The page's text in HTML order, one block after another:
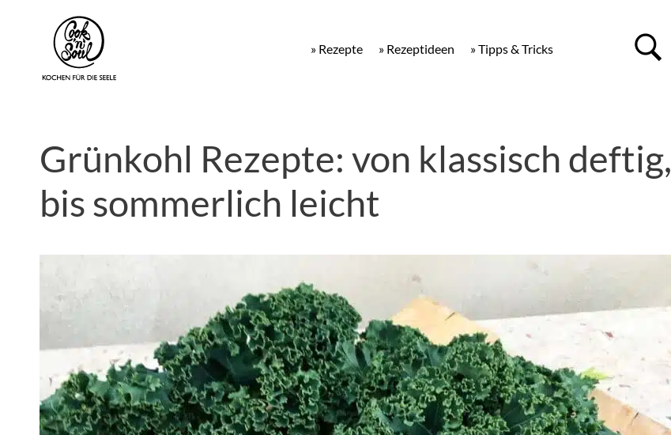
» Tipps & Tricks
» Rezeptideen
» Rezepte
Grünkohl Rezepte: von klassisch deftig,
bis sommerlich leicht